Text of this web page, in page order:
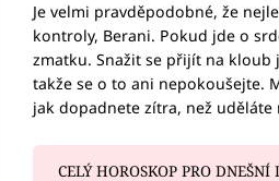
Je velmi pravděpodobné, že
kontroly, Berani. Pokud jde o
zmatku. Snažit se přijít na
takže se o to ani nepokoušejte.
jak dopadnete zítra, než uděláte
CELÝ HOROSKOP PRO DNEŠNÍ